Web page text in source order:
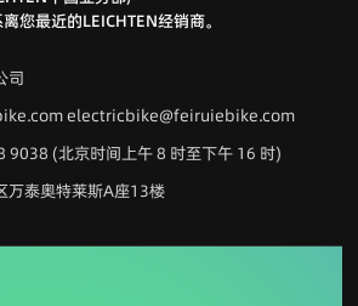
您最近的LEICHTEN经销商。
司
electricbike@feiruiebike.com
(北京时间上午 8 时至下午 16 时)
万泰奥特莱斯A座13楼